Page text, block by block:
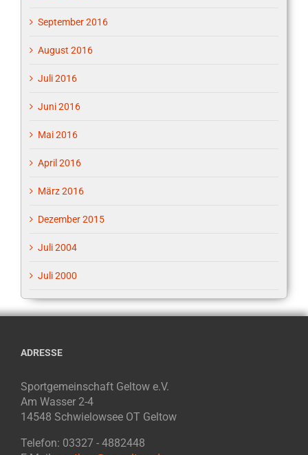
September 2016
August 2016
Juli 2016
Juni 2016
Mai 2016
April 2016
März 2016
Dezember 2015
Juli 2004
Juli 2000
ADRESSE
Sportgemeinschaft Geltow e.V.
Am Wasser 2-4
14548 Schwielowsee OT Geltow
Telefon: 03327 - 4882448